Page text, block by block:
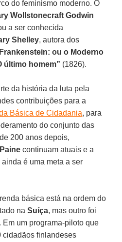
do feminismo moderno. O
Wollstonecraft Godwin
a ser conhecida
Shelley, autora dos
ou o Moderno
último homem” (1826).
da história da luta pela
contribuições para a
Básica de Cidadania, para
do conjunto das
200 anos depois,
continuam atuais e a
é uma meta a ser
básica está na ordem do
naSuíça, mas outro foi
. Em um programa-piloto que
cidadãos finlandeses